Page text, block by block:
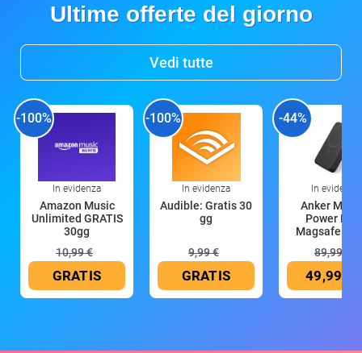
Ultime offerte del giorno
Vedi tutte
-100%
In evidenza
Amazon Music
Unlimited GRATIS
30gg
10,99 €
GRATIS
-100%
In evidenza
Audible: Gratis 30
gg
9,99 €
GRATIS
-44%
In evidenza
Anker
Power
Magsafe
89,99 €
49,99 €